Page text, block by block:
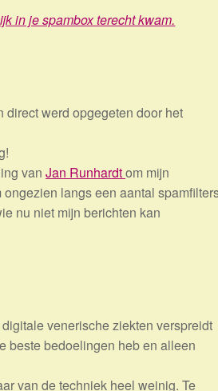
in je spambox terecht kwam.
direct werd opgegeten door het
van Jan Runhardtom mijn
langs een aantal
nu niet mijn berichten kan
venerische ziekten verspreidt
beste bedoelingen heb en alleen
van de techniek heel weinig. Te